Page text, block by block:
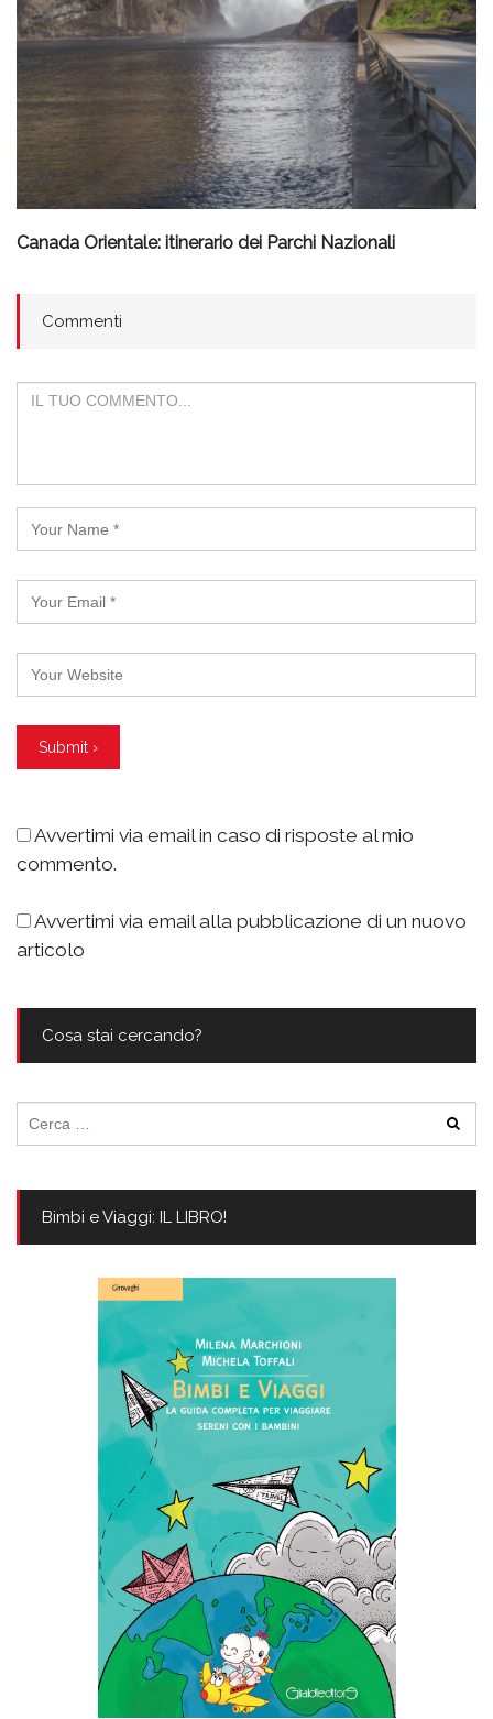
Canada Orientale: itinerario dei Parchi Nazionali
Commenti
Avvertimi via email in caso di risposte al mio
commento.
Avvertimi via email alla pubblicazione di un nuovo
articolo
Cosa stai cercando?
per:
Bimbi e Viaggi: IL LIBRO!